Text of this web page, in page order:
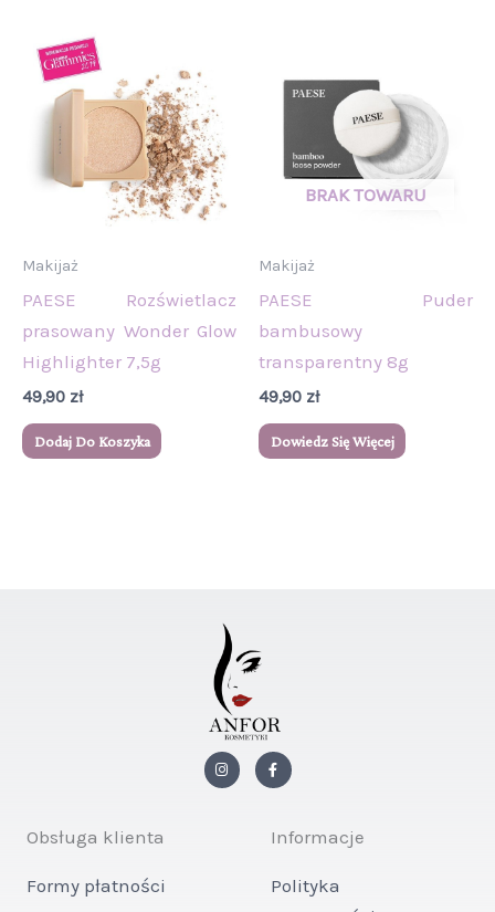
Makijaż
PAESE Rozświetlacz
prasowany Wonder Glow
Highlighter 7,5g
49,90 zł
Dodaj Do Koszyka
Makijaż
PAESE Puder
bambusowy
transparentny 8g
49,90 zł
Dowiedz Się Więcej
n
s
F
a
c
o
o
f
Obsługa klienta
Formy płatności
Informacje
Polityka